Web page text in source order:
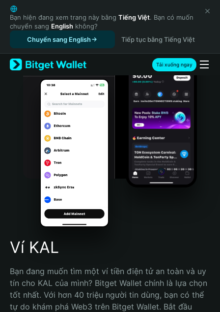
English
日本語
Tiếng Việt
Русский
Español (Latinoamérica)
Türkçe
Italiano
Português (Portugal)
Bahasa Indonesia
Português (Brasil)
Español (Argentina)
Bạn hiện đang xem trang này bằng Tiếng Việt. Bạn có muốn
chuyển sang English không?
Chuyển sang English
Tiếp tục bằng Tiếng Việt
Tải xuống ngay
Ví KAL
Bạn đang muốn tìm một ví tiền điện tử an toàn và uy
tín cho KAL của mình? Bitget Wallet chính là lựa chọn
tốt nhất. Với hơn 40 triệu người tin dùng, bạn có thể
tự do khám phá Web3 trên Bitget Wallet. Bắt đầu